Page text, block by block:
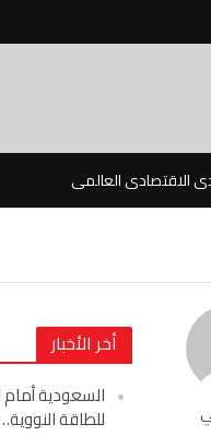
الاقتصادى العالمى
أخر الأخبار
السعودية أمام
للطاقة